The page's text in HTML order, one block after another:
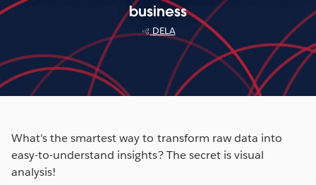
business
DELA
What's the smartest way to transform raw data into
easy-to-understand insights? The secret is visual
analysis!